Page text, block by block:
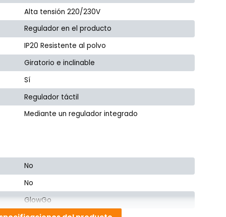
Alta tensión 220/230V
Regulador en el producto
IP20 Resistente al polvo
Giratorio e inclinable
Sí
Regulador táctil
Mediante un regulador integrado
No
No
GlowGo